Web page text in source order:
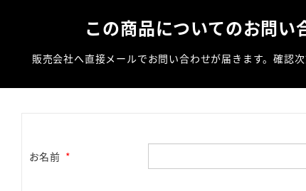
この商品についてのお問い
販売会社へ直接メールでお問い合わせが届きます。確認
お名前 *